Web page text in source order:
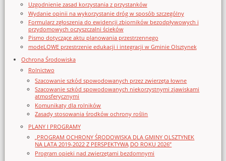
Uzgodnienie zasad korzystania z przystanków
Wydanie opinii na wykorzystanie dróg w sposób szczególny
Formularz zgłoszenia do ewidencji zbiorników bezodpływowych i
przydomowych oczyszczalni ścieków
Pismo dotyczące aktu planowania przestrzennego
modeLOWE przestrzenie edukacji i integracji w Gminie Olsztynek
Ochrona Środowiska
Rolnictwo
Szacowanie szkód spowodowanych przez zwierzęta łowne
Szacowanie szkód spowodowanych niekorzystnymi zjawiskami
atmosferycznymi
Komunikaty dla rolników
Zasady stosowania środków ochrony roślin
PLANY I PROGRAMY
„PROGRAM OCHRONY ŚRODOWISKA DLA GMINY OLSZTYNEK
NA LATA 2019-2022 Z PERSPEKTYWĄ DO ROKU 2026”
Program opieki nad zwierzętami bezdomnymi